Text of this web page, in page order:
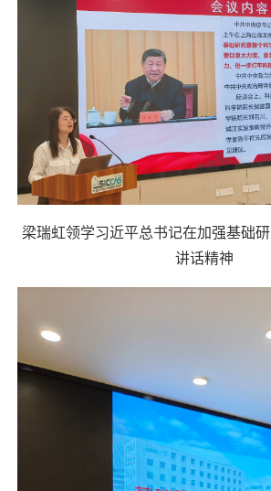
梁瑞虹领学习近平总书记在加强基础
讲话精神